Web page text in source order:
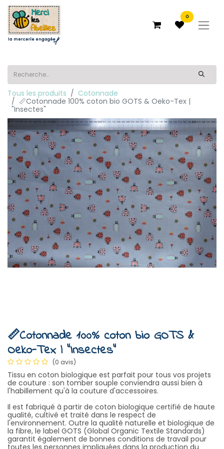
0
Tous les produits
Cotonnade
📏Cotonnade 100% coton bio GOTS & Oeko-Tex |
"Insectes"
📏Cotonnade 100% coton bio GOTS &
Oeko-Tex | "Insectes"
(0 avis)
Tissu en coton biologique est parfait pour tous vos projets
de couture : son tomber souple conviendra aussi bien à
l'habillement qu'à la couture d'accessoires.
Il est fabriqué à partir de coton biologique certifié de haute
qualité, cultivé et traité dans le respect de
l'environnement. Outre la qualité naturelle et biologique de
la fibre, le label GOTS (Global Organic Textile Standards)
garantit également de bonnes conditions de travail pour
toutes les personnes impliquées dans la production du